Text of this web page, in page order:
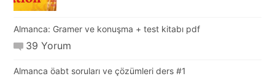
Almanca: Gramer ve konuşma + test kitabı pdf
39 Yorum
Almanca öabt soruları ve çözümleri ders #1